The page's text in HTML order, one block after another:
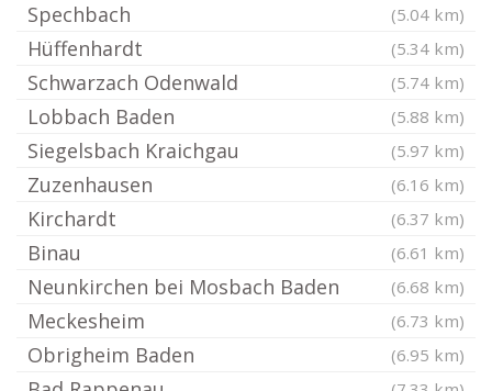
Spechbach (5.04 km)
Hüffenhardt (5.34 km)
Schwarzach Odenwald (5.74 km)
Lobbach Baden (5.88 km)
Siegelsbach Kraichgau (5.97 km)
Zuzenhausen (6.16 km)
Kirchardt (6.37 km)
Binau (6.61 km)
Neunkirchen bei Mosbach Baden (6.68 km)
Meckesheim (6.73 km)
Obrigheim Baden (6.95 km)